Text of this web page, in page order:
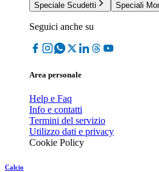
Speciale Scudetti
Speciali
Seguici anche su
Area personale
Help e Faq
Info e contatti
Termini del servizio
Utilizzo dati e privacy
Cookie Policy
Calcio